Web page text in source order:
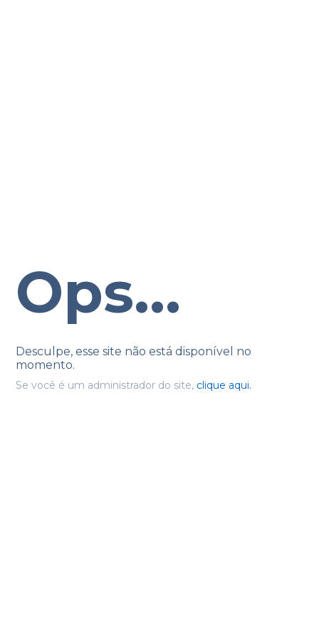
Ops...
Desculpe, esse site não está disponível no
momento.
Se você é um administrador do site, clique aqui.